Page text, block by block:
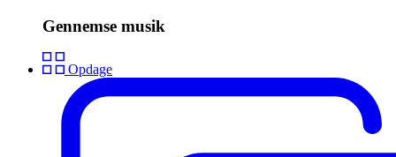
Gennemse musik
Opdage